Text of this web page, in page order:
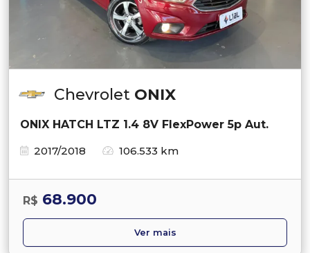
Chevrolet ONIX
ONIX HATCH LTZ 1.4 8V FlexPower 5p Aut.
2017/2018
106.533 km
R$ 68.900
Ver mais